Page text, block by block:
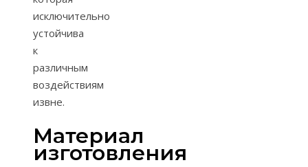
исключительно
устойчива
к
различным
воздействиям
извне.
Материал
изготовления